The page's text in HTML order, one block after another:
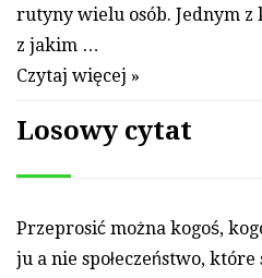
rutyny wielu osób. Jednym
z jakim …
Czytaj więcej »
Losowy cytat
Przep­ro­sić można ko­goś,
ju a nie społeczeństwo,